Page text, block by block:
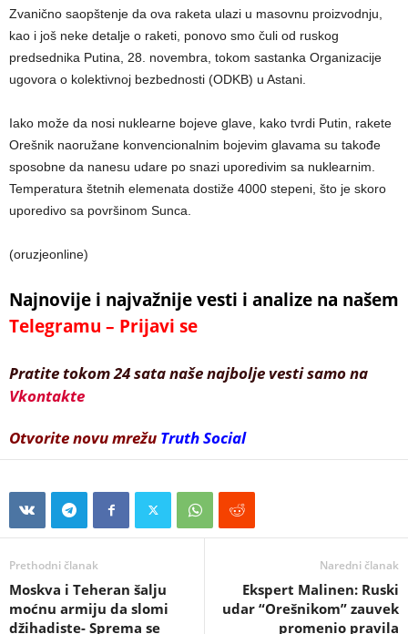
Zvanično saopštenje da ova raketa ulazi u masovnu proizvodnju,
kao i još neke detalje o raketi, ponovo smo čuli od ruskog
predsednika Putina, 28. novembra, tokom sastanka Organizacije
ugovora o kolektivnoj bezbednosti (ODKB) u Astani.
Iako može da nosi nuklearne bojeve glave, kako tvrdi Putin, rakete
Orešnik naoružane konvencionalnim bojevim glavama su takođe
sposobne da nanesu udare po snazi uporedivim sa nuklearnim.
Temperatura štetnih elemenata dostiže 4000 stepeni, što je skoro
uporedivo sa površinom Sunca.
(oruzjeonline)
Najnovije i najvažnije vesti i analize na našem
Telegramu – Prijavi se
Pratite tokom 24 sata naše najbolje vesti samo na
Vkontakte
Otvorite novu mrežu Truth Social
Prethodni članak
Moskva i Teheran šalju
moćnu armiju da slomi
džihadiste- Sprema se
Naredni članak
Ekspert Malinen: Ruski
udar “Orešnikom” zauvek
promenio pravila